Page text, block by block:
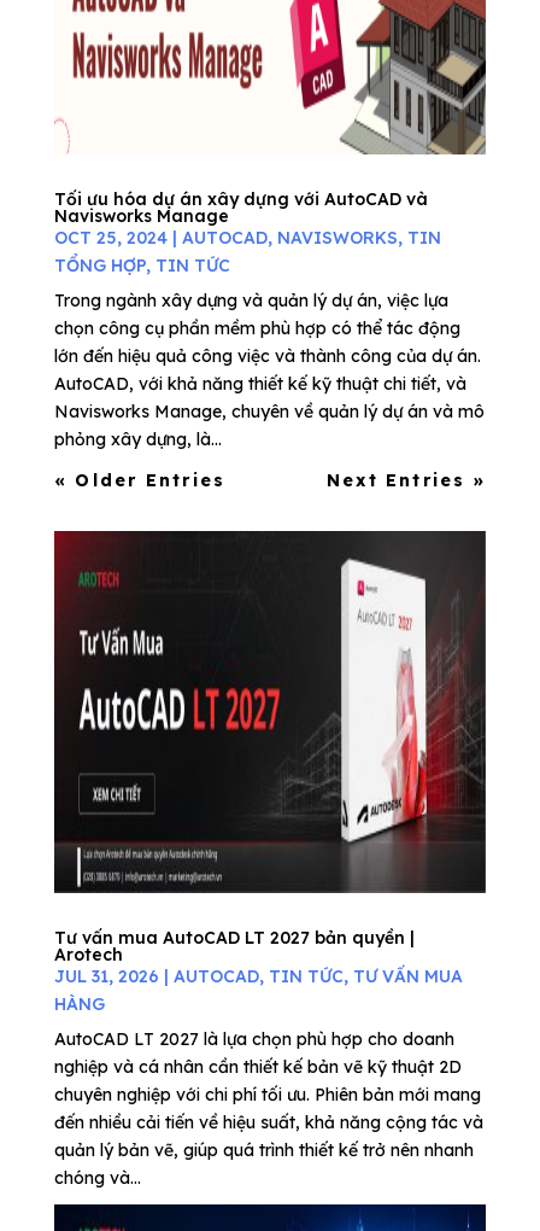
Tối ưu hóa dự án xây dựng với AutoCAD và
Navisworks Manage
OCT 25, 2024| AUTOCAD, NAVISWORKS, TIN
TỔNG HỢP, TIN TỨC
Trong ngành xây dựng và quản lý dự án, việc lựa
chọn công cụ phần mềm phù hợp có thể tác động
lớn đến hiệu quả công việc và thành công của dự án.
AutoCAD, với khả năng thiết kế kỹ thuật chi tiết, và
Navisworks Manage, chuyên về quản lý dự án và mô
phỏng xây dựng, là...
« Older Entries
Next Entries »
Tư vấn mua AutoCAD LT 2027 bản quyền |
Arotech
JUL 31, 2026 | AUTOCAD, TIN TỨC, TƯ VẤN MUA
HÀNG
AutoCAD LT 2027 là lựa chọn phù hợp cho doanh
nghiệp và cá nhân cần thiết kế bản vẽ kỹ thuật 2D
chuyên nghiệp với chi phí tối ưu. Phiên bản mới mang
đến nhiều cải tiến về hiệu suất, khả năng cộng tác và
quản lý bản vẽ, giúp quá trình thiết kế trở nên nhanh
chóng và...